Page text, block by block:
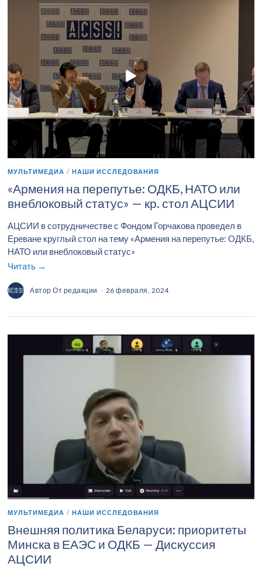
МУЛЬТИМЕДИА / НАШИ ИССЛЕДОВАНИЯ
«Армения на перепутье: ОДКБ, НАТО или
внеблоковый статус» — кр. стол АЦСИИ
АЦСИИ в сотрудничестве с Фондом Горчакова проведел в
Ереване круглый стол на тему «Армения на перепутье: ОДКБ,
НАТО или внеблоковый статус»
Читать →
АвторОт редакции 26 февраля, 2024
МУЛЬТИМЕДИА / НАШИ ИССЛЕДОВАНИЯ
Внешняя политика Беларуси: приоритеты
Минска в ЕАЭС и ОДКБ — Дискуссия
АЦСИИ